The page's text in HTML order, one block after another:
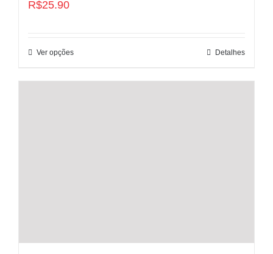
R$25.90
Ver opções Detalhes